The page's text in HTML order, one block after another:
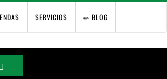
SERVICIOS BLOG